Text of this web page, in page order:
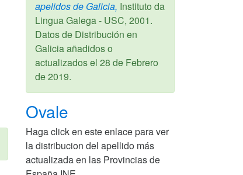
apelidos de Galicia, Instituto da
Lingua Galega - USC, 2001.
Datos de Distribución en
Galicia añadidos o
actualizados el 28 de Febrero
de 2019.
Ovale
Haga click en este enlace para ver
la distribucion del apellido más
actualizada en las Provincias de